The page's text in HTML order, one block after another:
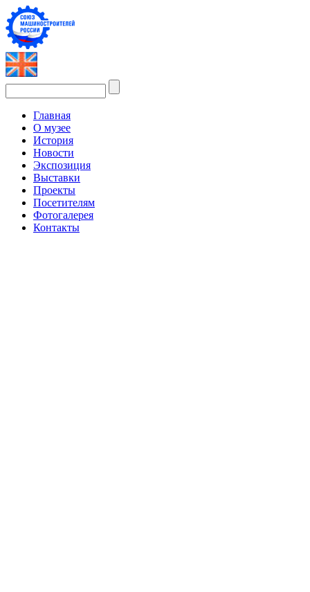
Главная
О музее
История
Новости
Экспозиция
Выставки
Проекты
Посетителям
Фотогалерея
Контакты